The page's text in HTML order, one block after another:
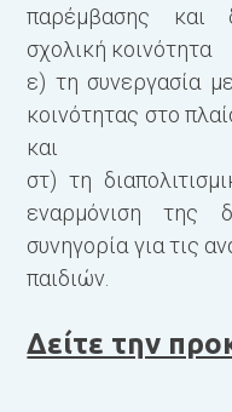
παρέμβασης και
σχολική κοινότητα
ε) τη συνεργασία
κοινότητας στο
και
στ) τη
εναρμόνιση της
συνηγορία για τις
παιδιών.
Δείτε την